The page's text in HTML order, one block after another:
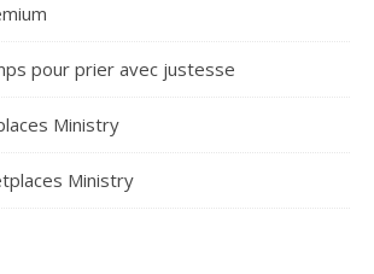
pour prier avec justesse
Ministry
Ministry